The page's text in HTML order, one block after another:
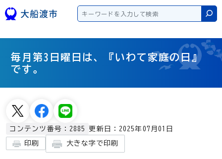
検索
毎月第3日曜日は、『いわて家庭の日』
です。
コンテンツ番号：2885 更新日：2025年07月01日
印刷 大きな字で印刷